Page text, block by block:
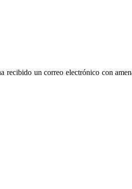
recibido un correo electrónico con